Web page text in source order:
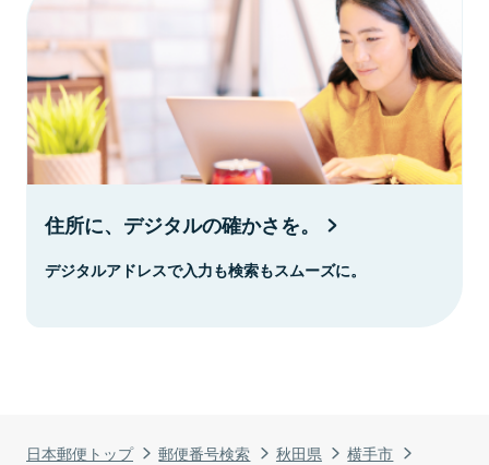
日本郵便トップ 郵便番号検索 秋田県
横手市
住所に、デジタルの確かさを。
デジタルアドレスで入力も検索もスムーズに。